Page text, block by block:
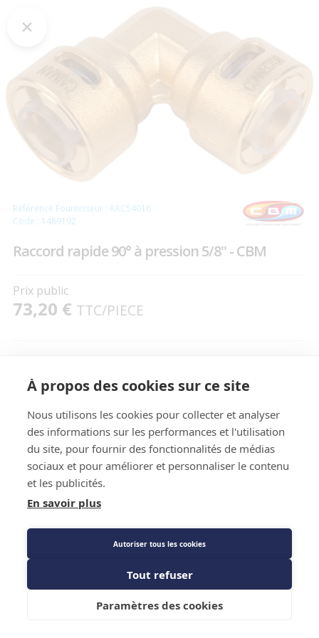
Référence Fournisseur : RAC54016
Code : 1489192
Raccord rapide 90° à pression 5/8'' - CBM
Prix public
73,20 € TTC/PIECE
Caractéristiques techniques
Fiche technique
Pour prolongation, 2 côtés raccords rapides.
Ajouter au panier
À propos des cookies sur ce site
Nous utilisons les cookies pour collecter et analyser
des informations sur les performances et l'utilisation
du site, pour fournir des fonctionnalités de médias
sociaux et pour améliorer et personnaliser le contenu
et les publicités.
En savoir plus
Autoriser tous les cookies
Tout refuser
Paramètres des cookies